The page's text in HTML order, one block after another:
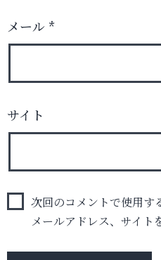
メール *
サイト
次回のコメントで使用す
メールアドレス、サイト